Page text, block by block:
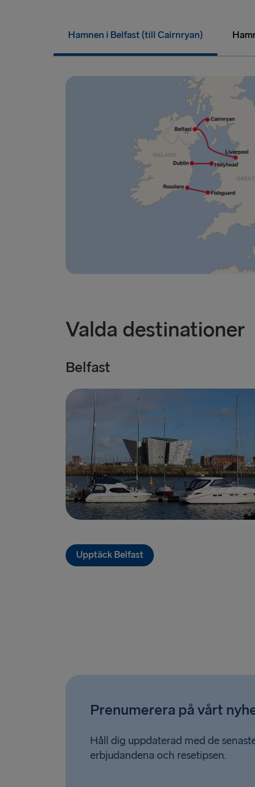
Hamnen i Belfast (till Cairnryan)
Valda destinationer
Belfast
Upptäck Belfast
Prenumerera på vårt
Håll dig uppdaterad med de
erbjudandena och resetipsen.